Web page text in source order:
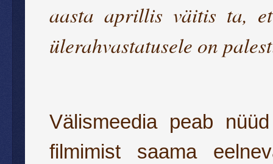
aasta aprillis väitis ta,
ülerahvastatusele on
Välismeedia peab
filmimist saama